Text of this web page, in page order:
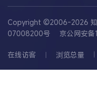
Copyright ©2006-2026 知
07008200号
京公网安
在线访客 浏览总量